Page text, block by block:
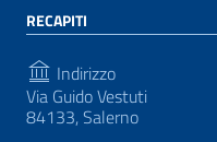
RECAPITI
Indirizzo
Via Guido Vestuti
84133, Salerno